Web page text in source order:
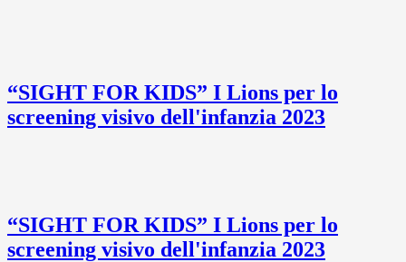
“SIGHT FOR KIDS” I Lions per lo
screening visivo dell'infanzia 2023
“SIGHT FOR KIDS” I Lions per lo
screening visivo dell'infanzia 2023